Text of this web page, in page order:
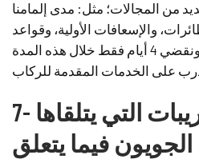
من المجالات؛ مثل: مدى إلمامنا
والإسعافات الأولية، وقواعد
السلامة، وتدريبات الإخلاء. ونقضي 4 أيام فقط خلال هذه المدة
7- ما التدريبات التي يتلقاها
فيما يتعلق